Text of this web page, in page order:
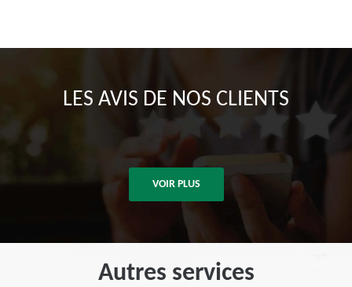
LES AVIS DE NOS CLIENTS
VOIR PLUS
Autres services